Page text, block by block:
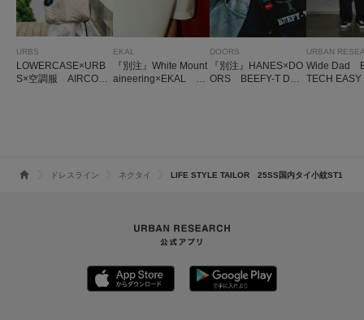
URBS
LOWERCASE×URB
S×空調服 AIRCOO
EKAL
『別注』White Mount
aineering×EKAL L
DOORS
『別注』HANES×DO
ORS BEEFY-T DO
URBAN
Wide Dad
TECH EASY
ドレスライン ネクタイ LIFE STYLE TAILOR 25SS国内タイ小紋ST1